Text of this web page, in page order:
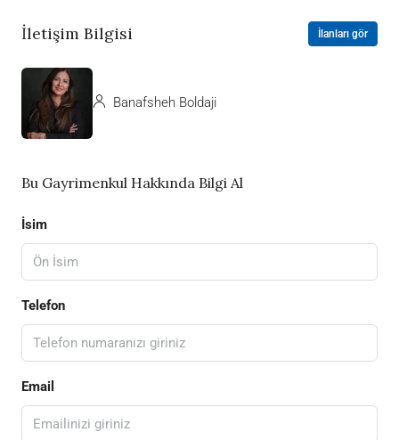
İletişim Bilgisi İlanları gör
Banafsheh Boldaji
Bu Gayrimenkul Hakkında Bilgi Al
İsim
Telefon
Email